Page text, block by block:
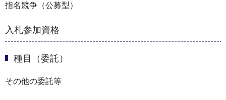
指名競争（公募型）
入札参加資格
種目（委託）
その他の委託等